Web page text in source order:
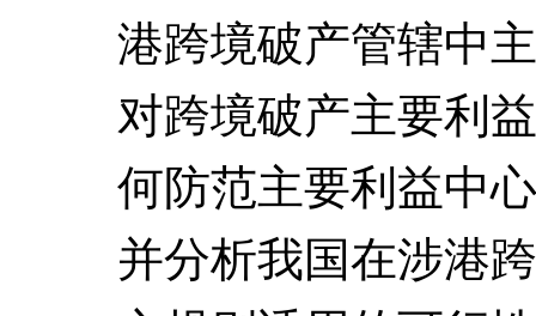
港跨境破产管辖中
对跨境破产主要利
何防范主要利益中
并分析我国在涉港